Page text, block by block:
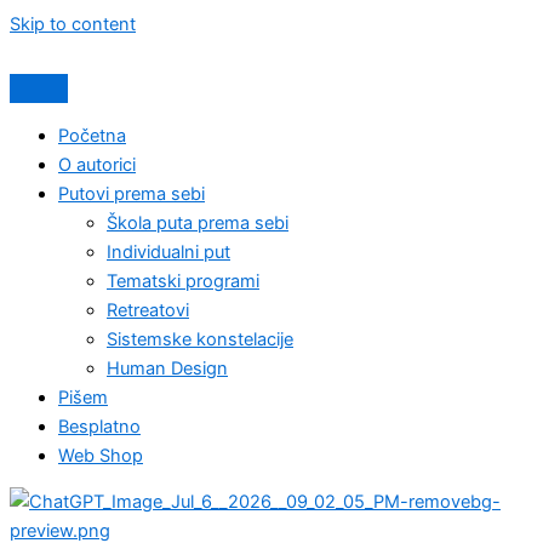
Skip to content
Početna
O autorici
Putovi prema sebi
Škola puta prema sebi
Individualni put
Tematski programi
Retreatovi
Sistemske konstelacije
Human Design
Pišem
Besplatno
Web Shop